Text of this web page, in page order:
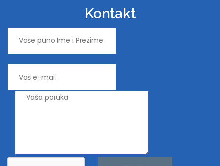
Kontakt